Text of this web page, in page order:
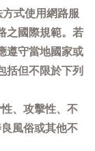
式使用網路服
之國際規範。若
遵守當地國家或
括但不限於下列
、攻擊性、不
風俗或其他不